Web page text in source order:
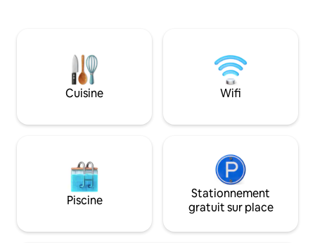
ds maisons du hameau ⛳ Golf de Dinard
• 💆‍♀️ Thermes St-Malo
télé connectée •
double douche •
Cuisine Wifi
Piscine
Stationnement
gratuit sur place